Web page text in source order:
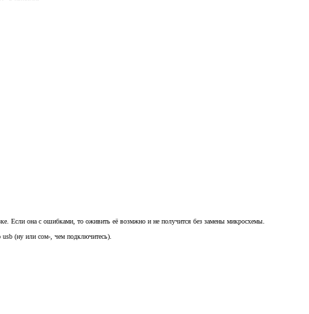
Если она с ошибками, то оживить её возмжно и не получится без замены микросхемы.
(ну или сом-, чем подключитесь).